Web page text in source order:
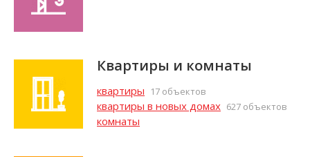
Квартиры и комнаты
квартиры 17 объектов
квартиры в новых домах 627 объектов
комнаты